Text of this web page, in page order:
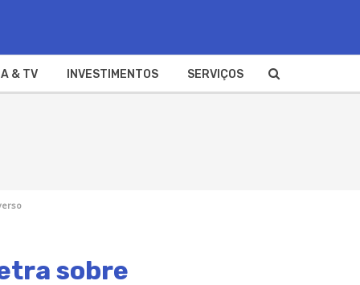
& TV INVESTIMENTOS SERVIÇOS
sobre